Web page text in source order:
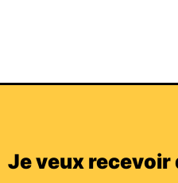
Je veux recevoir